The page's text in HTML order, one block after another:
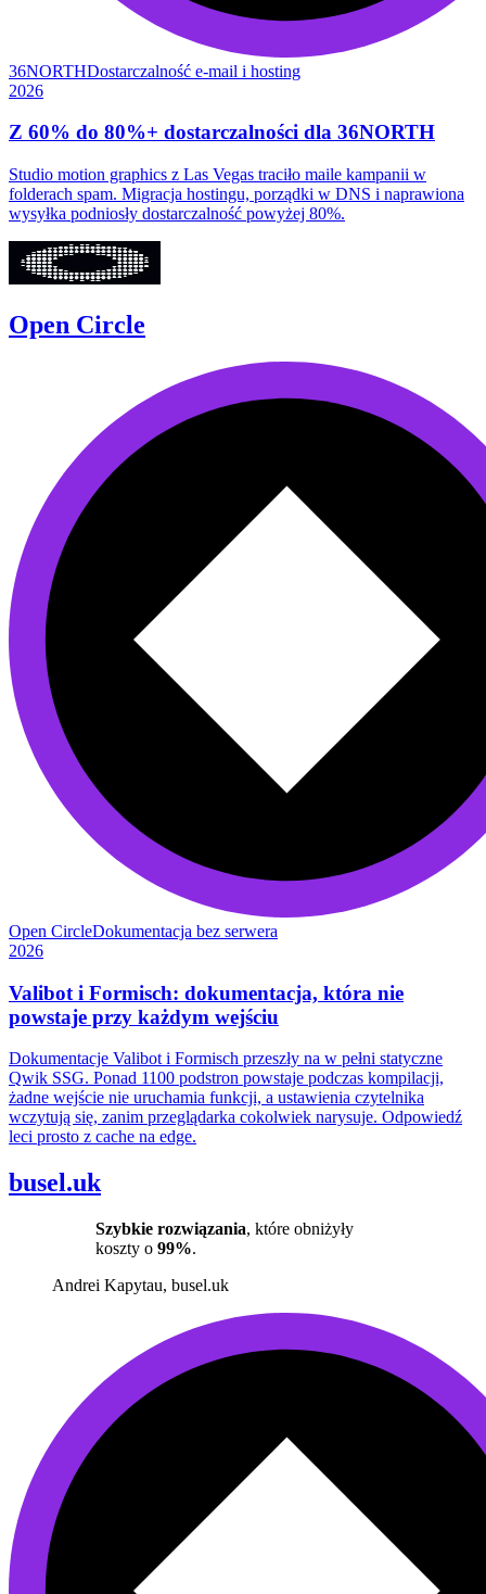
36NORTHDostarczalność e-mail i hosting
2026
Z 60% do 80%+ dostarczalności dla 36NORTH
Studio motion graphics z Las Vegas traciło maile kampanii w
folderach spam. Migracja hostingu, porządki w DNS i naprawiona
wysyłka podniosły dostarczalność powyżej 80%.
Open Circle
Open CircleDokumentacja bez serwera
2026
Valibot i Formisch: dokumentacja, która nie
powstaje przy każdym wejściu
Dokumentacje Valibot i Formisch przeszły na w pełni statyczne
Qwik SSG. Ponad 1100 podstron powstaje podczas kompilacji,
żadne wejście nie uruchamia funkcji, a ustawienia czytelnika
wczytują się, zanim przeglądarka cokolwiek narysuje. Odpowiedź
leci prosto z cache na edge.
busel.uk
Szybkie rozwiązania, które obniżyły
koszty o 99%.
Andrei Kapytau, busel.uk